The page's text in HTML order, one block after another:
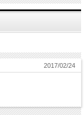
2017/02/24